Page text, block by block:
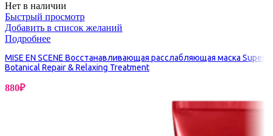
Нет в наличии
Быстрый просмотр
Добавить в список желаний
Подробнее
MISE EN SCENE Восстанавливающая расслабляющая маска Super
Botanical Repair & Relaxing Treatment
880₽